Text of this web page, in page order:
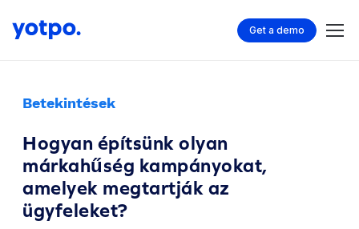
Get a demo
Betekintések
Hogyan építsünk olyan
márkahűség kampányokat,
amelyek megtartják az
ügyfeleket?